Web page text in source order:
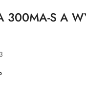
300MA-S A